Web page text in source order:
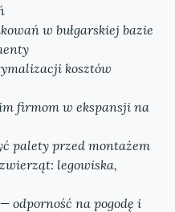
w bułgarskiej bazie
kosztów
firmom w ekspansji na
palety przed montażem
legowiska,
odporność na pogodę i